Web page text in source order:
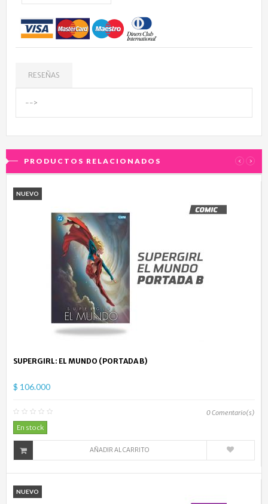
RESEÑAS
-->
PRODUCTOS RELACIONADOS ‹ ›
NUEVO
SUPERGIRL: EL MUNDO (PORTADA B)
$ 106.000
0Comentario(s)
En stock
AÑADIR AL CARRITO
NUEVO